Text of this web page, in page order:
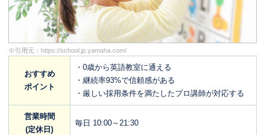
※引用元： https://school.jp.yamaha.com/
おすすめ
ポイント
・0歳から英語教室に通える
・継続率93%で信頼感がある
・厳しい採用条件を満たしたプロ講師が対応する
営業時間
(定休日)
毎日 10:00～21:30